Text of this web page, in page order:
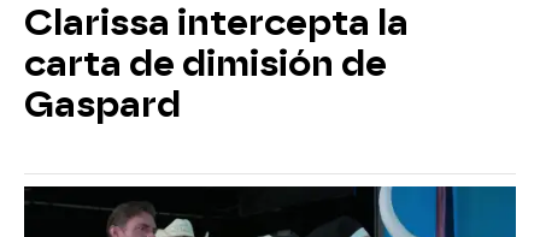
Clarissa intercepta la
carta de dimisión de
Gaspard